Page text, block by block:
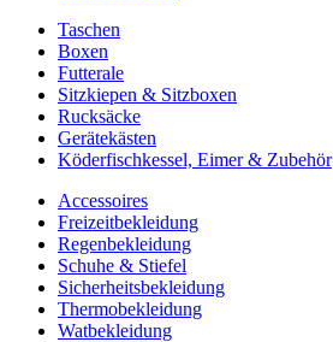
Taschen
Boxen
Futterale
Sitzkiepen & Sitzboxen
Rucksäcke
Gerätekästen
Köderfischkessel, Eimer & Zubehör
Accessoires
Freizeitbekleidung
Regenbekleidung
Schuhe & Stiefel
Sicherheitsbekleidung
Thermobekleidung
Watbekleidung